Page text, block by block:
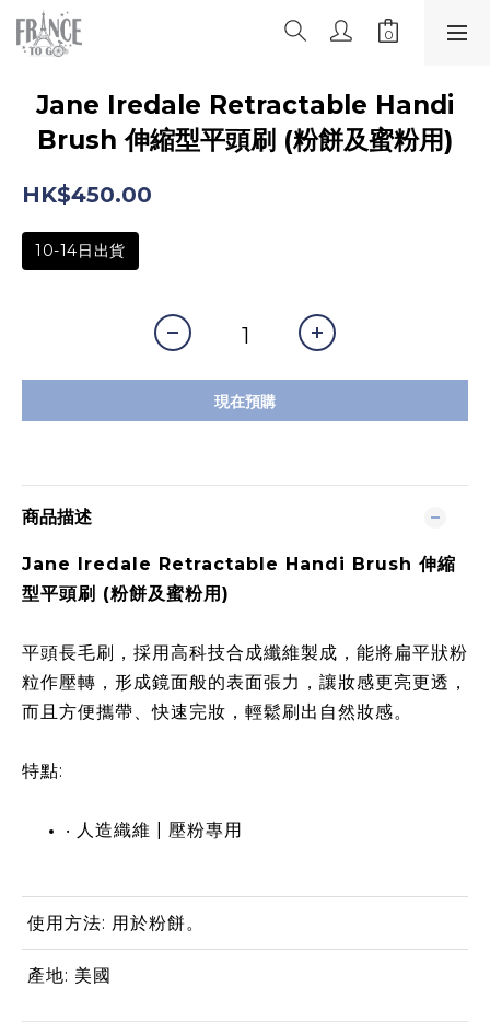
Jane Iredale Retractable Handi
Brush 伸縮型平頭刷 (粉餅及蜜粉用)
HK$450.00
10-14日出貨
現在預購
商品描述
Jane Iredale Retractable Handi Brush 伸縮
型平頭刷 (粉餅及蜜粉用)
平頭長毛刷，採用高科技合成纖維製成，能將扁平狀粉
粒作壓轉，形成鏡面般的表面張力，讓妝感更亮更透，
而且方便攜帶、快速完妝，輕鬆刷出自然妝感。
特點:
‧ 人造織維 | 壓粉專用
使用方法: 用於粉餅。
產地: 美國